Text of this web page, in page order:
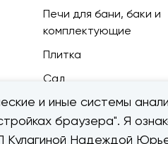
и иные системы
браузера". Я
Кулагиной Надеждой
Печи для бани, баки и
комплектующие
Плитка
Сад